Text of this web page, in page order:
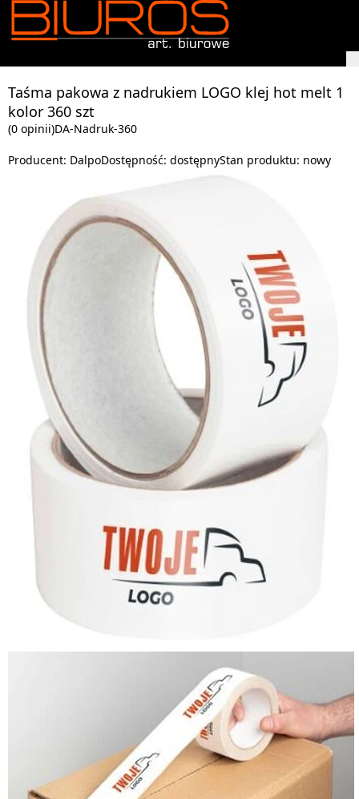
Taśma pakowa z nadrukiem LOGO klej hot melt 1
kolor 360 szt
(0 opinii)DA-Nadruk-360
Producent: DalpoDostępność: dostępnyStan produktu: nowy